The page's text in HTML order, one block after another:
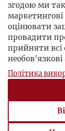
Spory o
„Kultura”
Trzy
(I.) „Kultura”
(II.)
Droga do
„Kultura”
згодою ми
оцінювати
провадити
прийняти всі
Політика